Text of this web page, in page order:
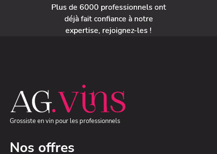
Plus de 6000 professionnels ont
déjà fait confiance à notre
expertise, rejoignez-les !
Grossiste en vin pour les professionnels
Nos offres